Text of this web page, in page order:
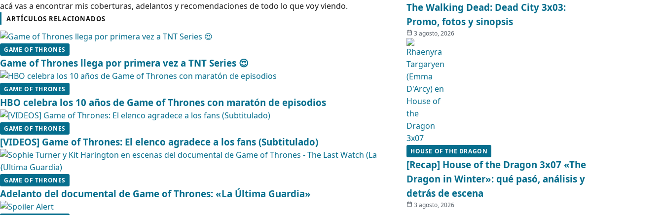
acá vas a encontrar mis coberturas, adelantos y recomendaciones de todo lo que voy viendo.
ARTÍCULOS RELACIONADOS
GAME OF THRONES
Game of Thrones llega por primera vez a TNT Series 😍
GAME OF THRONES
HBO celebra los 10 años de Game of Thrones con maratón de episodios
GAME OF THRONES
[VIDEOS] Game of Thrones: El elenco agradece a los fans (Subtitulado)
GAME OF THRONES
Adelanto del documental de Game of Thrones: «La Última Guardia»
The Walking Dead: Dead City 3x03:
Promo, fotos y sinopsis
3 agosto, 2026
HOUSE OF THE DRAGON
[Recap] House of the Dragon 3x07 «The
Dragon in Winter»: qué pasó, análisis y
detrás de escena
3 agosto, 2026